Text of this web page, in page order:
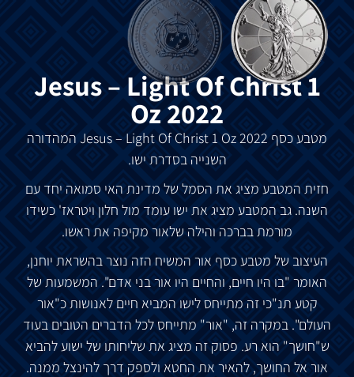
Jesus – Light Of Christ 1
Oz 2022
מטבעכסף Jesus – Light Of Christ 1 Oz 2022 המהדורה
השנייה בסדרת ישו.
חזית המטבע מציג את הסמל של מדינת האי סמואה יחד עם
השנה. גב המטבע מציג את ישו עומד מול חלון ויטראז' כשידו
מורמתבברכה והילה שלאור מקיפה את ראשו.
העיצוב של מטבעכסף אור המשיח הזה נוצרבהשראת יוחנן,
האומר "בו היו חיים, והחיים היו אורבני אדם". המשמעות של
קטע תנ"כי זה מתייחסלישו המביא חיים לאנושותכ"אור
העולם". במקרה זה, "אור" מתייחס לכל הדברים הטובים בעוד
ש"חושך" הוארע. פסוק זה מציג את שליחותו של ישועלהביא
אור אל החושך, להאיר את החטא ולספק דרך להינצל ממנה.